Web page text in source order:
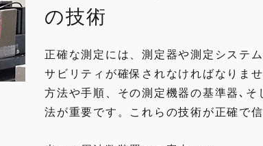
の技術
正確な測定には、測定器や測定システ
サビリティが確保されなければなりま
方法や手順、その測定機器の基準器､
法が重要です。これらの技術が正確で